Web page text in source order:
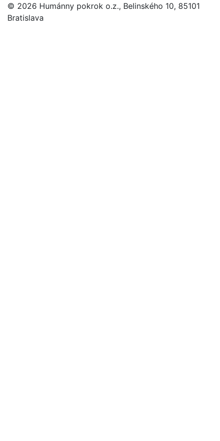
© 2026 Humánny pokrok o.z., Belinského 10, 85101
Bratislava